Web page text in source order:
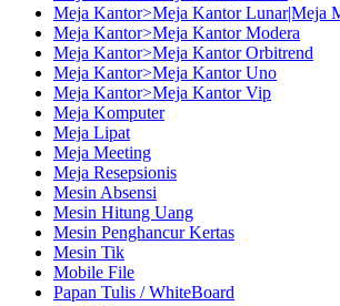
Meja Kantor>Meja Kantor Lunar|Meja
Meja Kantor>Meja Kantor Modera
Meja Kantor>Meja Kantor Orbitrend
Meja Kantor>Meja Kantor Uno
Meja Kantor>Meja Kantor Vip
Meja Komputer
Meja Lipat
Meja Meeting
Meja Resepsionis
Mesin Absensi
Mesin Hitung Uang
Mesin Penghancur Kertas
Mesin Tik
Mobile File
Papan Tulis / WhiteBoard